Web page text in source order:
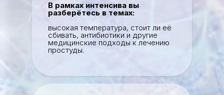
В рамках интенсива вы
разберётесь в темах:
высокая температура, стоит ли её
сбивать, антибиотики и другие
медицинские подходы к лечению
простуды.